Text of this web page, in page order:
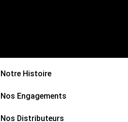
Notre Histoire
Nos Engagements
Nos Distributeurs